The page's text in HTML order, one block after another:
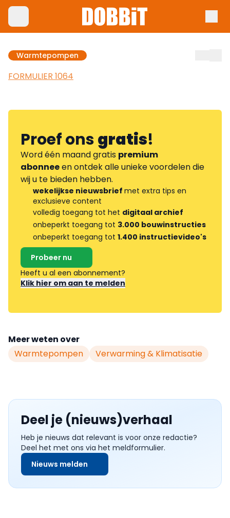
Warmtepompen
FORMULIER 1064
Proef onsgratis!
Word één maand gratis premium
abonneeen ontdek alle unieke voordelen die
wij u te bieden hebben.
wekelijkse nieuwsbrief met extra tips en
exclusieve content
volledig toegang tot het digitaal archief
onbeperkt toegang tot 3.000 bouwinstructies
onbeperkt toegang tot 1.400 instructievideo's
Probeer nu
Heeft u al een abonnement?
Klik hier om aan te melden
Meer weten over
Warmtepompen
Verwarming & Klimatisatie
Deel je (nieuws)verhaal
Heb je nieuws dat relevant is voor onze redactie?
Deel het met ons via het meldformulier.
Nieuws melden